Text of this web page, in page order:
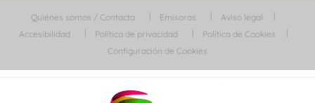
Quiénes somos / Contacta Emisoras
Aviso legal
Accesibilidad
Política de privacidad
Política de Cookies
Configuración de Cookies